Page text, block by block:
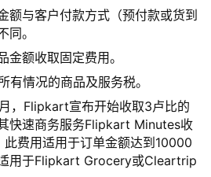
额与客户付款方式（预付款或货到
同。
金额收取固定费用。
有情况的商品及服务税。
，Flipkart宣布开始收取3卢比的
快速商务服务Flipkart Minutes收
费用适用于订单金额达到10000
用于Flipkart Grocery或Cleartrip